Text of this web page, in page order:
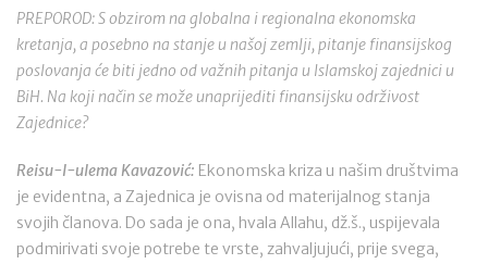
PREPOROD: S obzirom na globalna i regionalna ekonomska
kretanja, a posebno na stanje u našoj zemlji, pitanje finansijskog
poslovanja će biti jedno od važnih pitanja u Islamskoj zajednici u
BiH. Na koji način se može unaprijediti finansijsku održivost
Zajednice?
Reisu-l-ulema Kavazović: Ekonomska kriza u našim društvima
je evidentna, a Zajednica je ovisna od materijalnog stanja
svojih članova. Do sada je ona, hvala Allahu, dž.š., uspijevala
podmirivati svoje potrebe te vrste, zahvaljujući, prije svega,